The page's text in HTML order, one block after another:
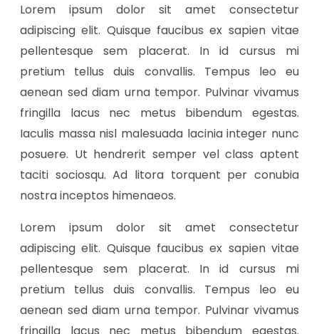
Lorem ipsum dolor sit amet consectetur
adipiscing elit. Quisque faucibus ex sapien vitae
pellentesque sem placerat. In id cursus mi
pretium tellus duis convallis. Tempus leo eu
aenean sed diam urna tempor. Pulvinar vivamus
fringilla lacus nec metus bibendum egestas.
Iaculis massa nisl malesuada lacinia integer nunc
posuere. Ut hendrerit semper vel class aptent
taciti sociosqu. Ad litora torquent per conubia
nostra inceptos himenaeos.
Lorem ipsum dolor sit amet consectetur
adipiscing elit. Quisque faucibus ex sapien vitae
pellentesque sem placerat. In id cursus mi
pretium tellus duis convallis. Tempus leo eu
aenean sed diam urna tempor. Pulvinar vivamus
fringilla lacus nec metus bibendum egestas.